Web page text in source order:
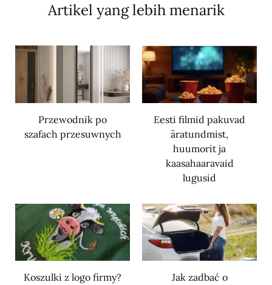
Artikel yang lebih menarik
Przewodnik po
szafach przesuwnych
Eesti filmid pakuvad
äratundmist,
huumorit ja
kaasahaaravaid
lugusid
Koszulki z logo firmy?
Jak zadbać o